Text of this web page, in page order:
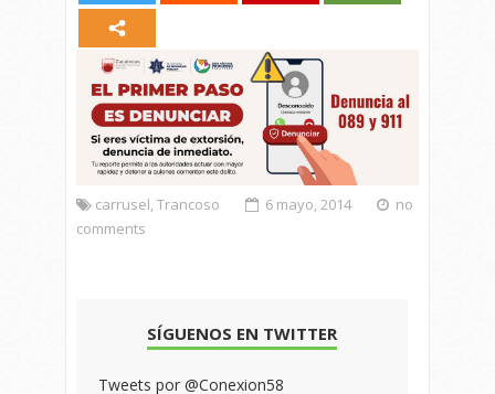
carrusel,Trancoso 6 mayo, 2014
no
comments
SÍGUENOS EN TWITTER
Tweets por @Conexion58